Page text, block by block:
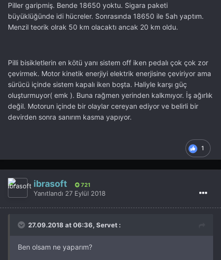
Piller garipmiş. Bende 18650 yoktu. Sigara paketi
büyüklüğünde idi hücreler. Sonrasında 18650 ile 5ah yaptım.
Menzil teorik olrak 50 km olacaktı ancak 20 km oldu.
Pilli bisikletlerin en kötü yanı sistem off iken pedalı çok çok zor
çevirmek. Motor kinetik enerjiyi elektrik enerjisine çeviriyor ama
sürücü içinde sistem kapalı iken boşta. Haliyle karşı güç
oluşturmuyor( emk ). Buna rağmen yerinden kalkmıyor. İş ağırlık
değil. Motorun içinde bir olaylar cereyan ediyor ve belirli bir
devirden sonra sanırım kasma yapıyor.
1
ibrasoft 721
Yanıtlandı 27 Eylül 2018
27.09.2018 at 06:36, Servet :
Ben olsam ne yaparım?